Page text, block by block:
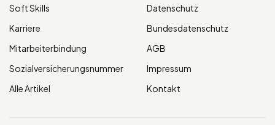
Soft Skills
Karriere
Mitarbeiterbindung
Sozialversicherungsnummer
Alle Artikel
Datenschutz
Bundesdatenschutz
AGB
Impressum
Kontakt